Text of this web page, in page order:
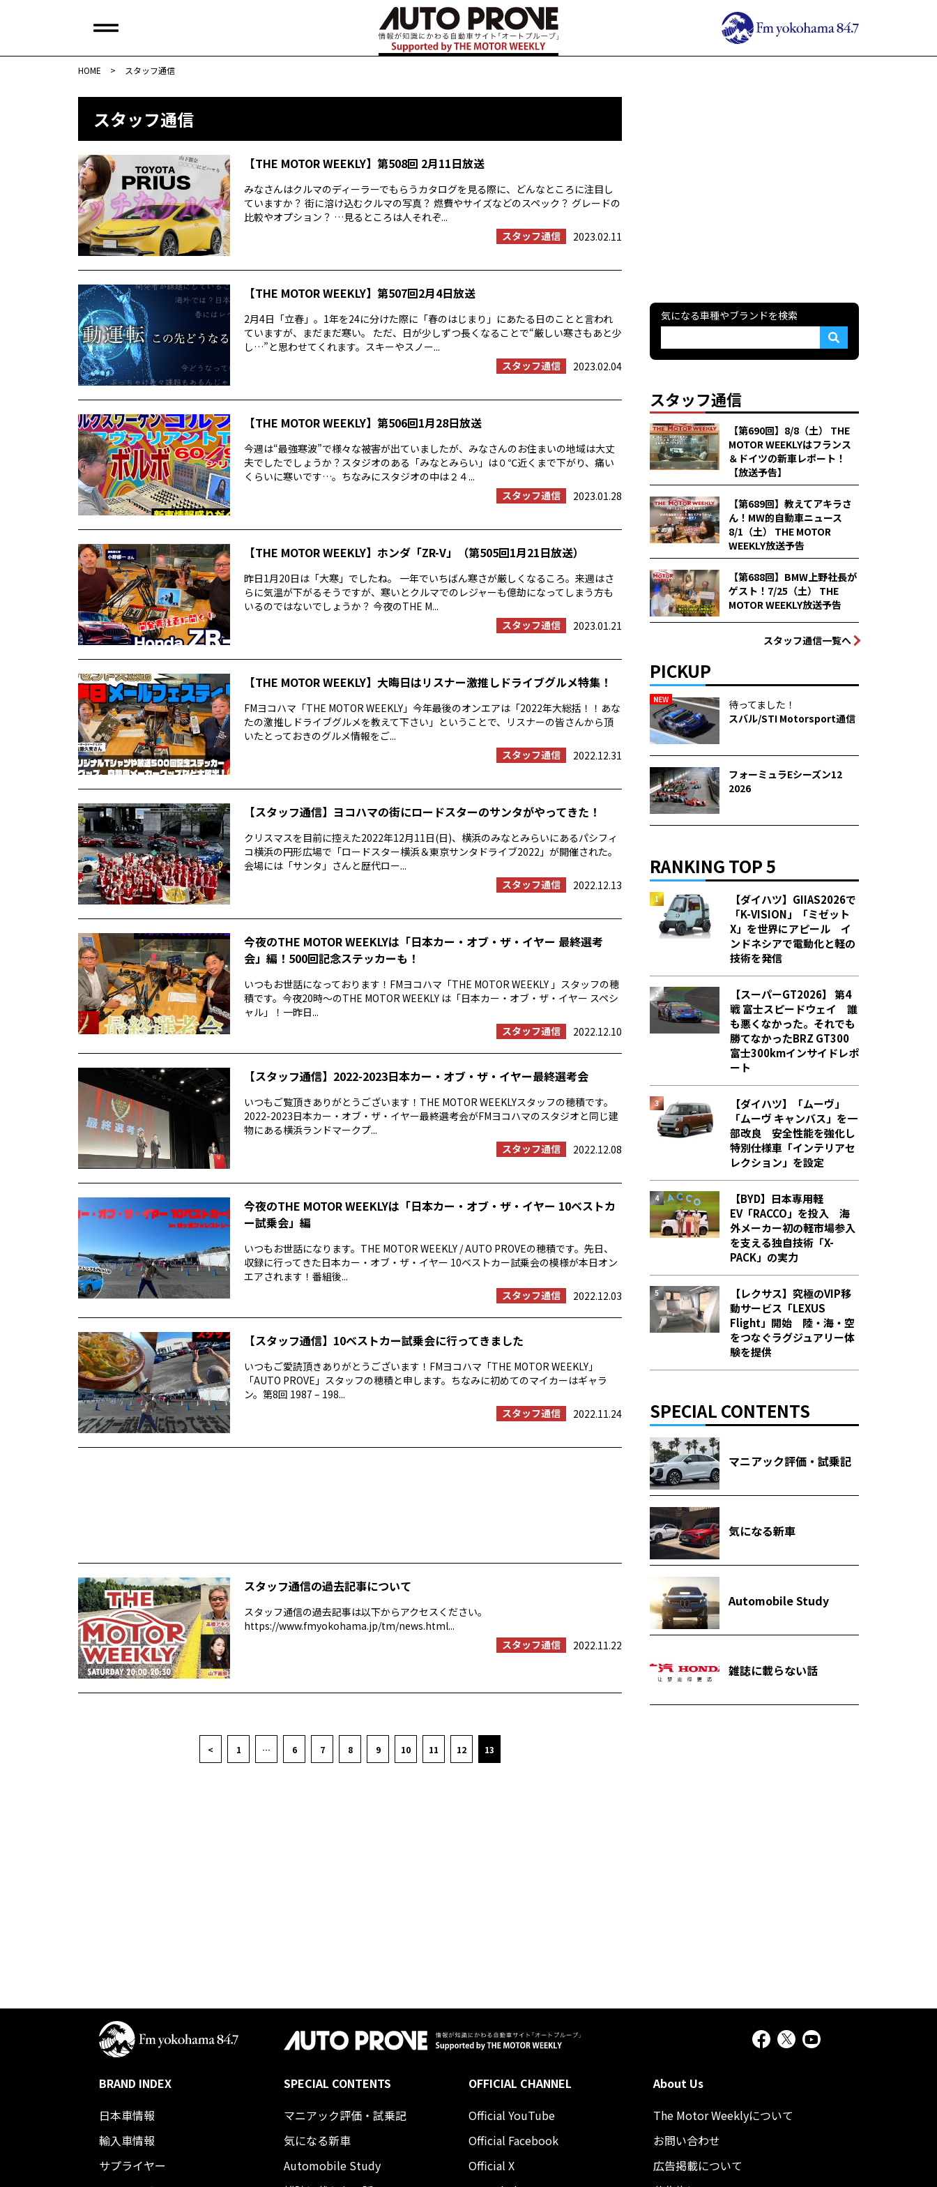
HOME > スタッフ通信
スタッフ通信
【THE MOTOR WEEKLY】第508回 2月11日放送
みなさんはクルマのディーラーでもらうカタログを見る際に、どんなところに注目し
ていますか？ 街に溶け込むクルマの写真？ 燃費やサイズなどのスペック？ グレードの
比較やオプション？ …見るところは人それぞ...
スタッフ通信
2023.02.11
【THE MOTOR WEEKLY】第507回2月4日放送
2月4日「立春」。1年を24に分けた際に「春のはじまり」にあたる日のことと言われ
ていますが、まだまだ寒い。 ただ、日が少しずつ長くなることで“厳しい寒さもあと少
し…”と思わせてくれます。スキーやスノー...
スタッフ通信
2023.02.04
【THE MOTOR WEEKLY】第506回1月28日放送
今週は“最強寒波”で様々な被害が出ていましたが、みなさんのお住まいの地域は大丈
夫でしたでしょうか？スタジオのある「みなとみらい」は０℃近くまで下がり、痛い
くらいに寒いです…。ちなみにスタジオの中は２４...
スタッフ通信
2023.01.28
【THE MOTOR WEEKLY】ホンダ「ZR-V」（第505回1月21日放送）
昨日1月20日は「大寒」でしたね。 一年でいちばん寒さが厳しくなるころ。来週はさ
らに気温が下がるそうですが、寒いとクルマでのレジャーも億劫になってしまう方も
いるのではないでしょうか？ 今夜のTHE M...
スタッフ通信
2023.01.21
【THE MOTOR WEEKLY】大晦日はリスナー激推しドライブグルメ特集！
FMヨコハマ「THE MOTOR WEEKLY」今年最後のオンエアは「2022年大総括！！あな
たの激推しドライブグルメを教えて下さい」ということで、リスナーの皆さんから頂
いたとっておきのグルメ情報をご...
スタッフ通信
2022.12.31
【スタッフ通信】ヨコハマの街にロードスターのサンタがやってきた！
クリスマスを目前に控えた2022年12月11日(日)、横浜のみなとみらいにあるパシフィ
コ横浜の円形広場で「ロードスター横浜＆東京サンタドライブ2022」が開催された。
会場には「サンタ」さんと歴代ロー...
スタッフ通信
2022.12.13
今夜のTHE MOTOR WEEKLYは「日本カー・オブ・ザ・イヤー 最終選考
会」編！500回記念ステッカーも！
いつもお世話になっております！FMヨコハマ「THE MOTOR WEEKLY 」スタッフの穂
積です。今夜20時〜のTHE MOTOR WEEKLY は「日本カー・オブ・ザ・イヤー スペシ
ャル」！一昨日...
スタッフ通信
2022.12.10
【スタッフ通信】2022-2023日本カー・オブ・ザ・イヤー最終選考会
いつもご覧頂きありがとうございます！THE MOTOR WEEKLYスタッフの穂積です。
2022-2023日本カー・オブ・ザ・イヤー最終選考会がFMヨコハマのスタジオと同じ建
物にある横浜ランドマークプ...
スタッフ通信
2022.12.08
今夜のTHE MOTOR WEEKLYは「日本カー・オブ・ザ・イヤー 10ベストカ
ー試乗会」編
いつもお世話になります。THE MOTOR WEEKLY / AUTO PROVEの穂積です。先日、
収録に行ってきた日本カー・オブ・ザ・イヤー 10ベストカー試乗会の模様が本日オン
エアされます！番組後...
スタッフ通信
2022.12.03
【スタッフ通信】10ベストカー試乗会に行ってきました
いつもご愛読頂きありがとうございます！FMヨコハマ「THE MOTOR WEEKLY」
「AUTO PROVE」スタッフの穂積と申します。ちなみに初めてのマイカーはギャラ
ン。第8回 1987 – 198...
スタッフ通信
2022.11.24
スタッフ通信の過去記事について
スタッフ通信の過去記事は以下からアクセスください。
https://www.fmyokohama.jp/tm/news.html...
スタッフ通信
2022.11.22
< 1 … 6 7 8 9 10 11 12 13
気になる車種やブランドを検索
スタッフ通信
【第690回】8/8（土） THE
MOTOR WEEKLYはフランス
＆ドイツの新車レポート！
【放送予告】
【第689回】教えてアキラさ
ん！MW的自動車ニュース
8/1（土） THE MOTOR
WEEKLY放送予告
【第688回】BMW上野社長が
ゲスト！7/25（土） THE
MOTOR WEEKLY放送予告
スタッフ通信一覧へ
PICKUP
NEW
待ってました！
スバル/STI Motorsport通信
フォーミュラEシーズン12
2026
RANKING TOP 5
【ダイハツ】GIIAS2026で
「K-VISION」「ミゼット
X」を世界にアピール イ
ンドネシアで電動化と軽の
技術を発信
【スーパーGT2026】 第4
戦 富士スピードウェイ 誰
も悪くなかった。それでも
勝てなかった――BRZ GT300
富士300kmインサイドレポ
ート
【ダイハツ】「ムーヴ」
「ムーヴ キャンバス」を一
部改良 安全性能を強化し
特別仕様車「インテリアセ
レクション」を設定
【BYD】日本専用軽
EV「RACCO」を投入 海
外メーカー初の軽市場参入
を支える独自技術「X-
PACK」の実力
【レクサス】究極のVIP移
動サービス「LEXUS
Flight」開始 陸・海・空
をつなぐラグジュアリー体
験を提供
SPECIAL CONTENTS
マニアック評価・試乗記
気になる新車
Automobile Study
雑誌に載らない話
BRAND INDEX
日本車情報​
輸入車情報
サプライヤー
SPECIAL CONTENTS
マニアック評価・試乗記
気になる新車
Automobile Study
OFFICIAL CHANNEL
Official YouTube
Official Facebook
Official X
About Us
The Motor Weeklyについて
お問い合わせ
広告掲載について